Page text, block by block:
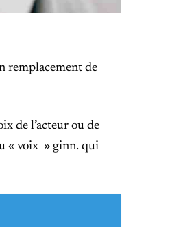
remplacement de
de l’acteur ou de
« voix » ginn. qui